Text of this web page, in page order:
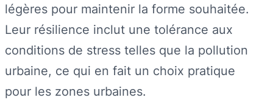
légères pour maintenir la forme souhaitée.
Leur résilience inclut une tolérance aux
conditions de stress telles que la pollution
urbaine, ce qui en fait un choix pratique
pour les zones urbaines.